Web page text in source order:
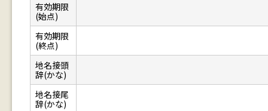
有効期限
(始点)
有効期限
(終点)
地名接頭
辞(かな)
地名接尾
辞(かな)